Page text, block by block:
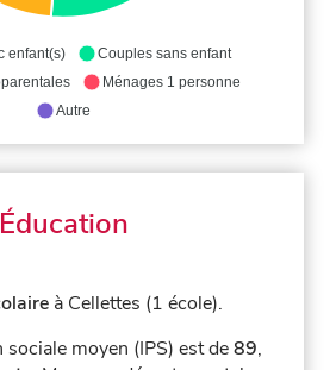
enfant(s)
Couples sans enfant
Ménages 1 personne
Autre
Éducation
à Cellettes (1 école).
moyen (IPS) est de89,